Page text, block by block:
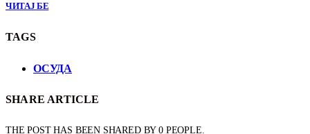
ЧИТАЈ БЕ
TAGS
ОСУДА
SHARE ARTICLE
THE POST HAS BEEN SHARED BY0 PEOPLE.